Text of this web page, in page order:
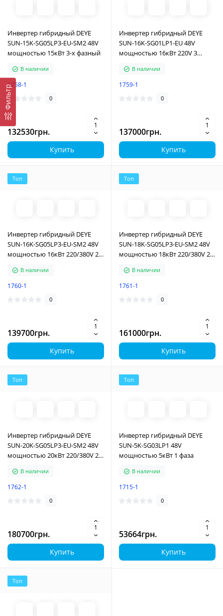
Фильтр
Инвертер гибридный DEYE
SUN-15K-SG05LP3-EU-SM2 48V
мощностью 15кВт 3-х фазный
В наличии
1758-1
0
132530грн.
Купить
Инвертер гибридный DEYE
SUN-16K-SG01LP1-EU 48V
мощностью 16кВт 220V 3
В наличии
1759-1
0
137000грн.
Купить
Топ
Инвертер гибридный DEYE
SUN-16K-SG05LP3-EU-SM2 48V
мощностью 16кВт 220/380V 2
В наличии
1760-1
0
139700грн.
Купить
Топ
Инвертер гибридный DEYE
SUN-18K-SG05LP3-EU-SM2 48V
мощностью 18кВт 220/380V 2
В наличии
1761-1
0
161000грн.
Купить
Топ
Инвертер гибридный DEYE
SUN-20K-SG05LP3-EU-SM2 48V
мощностью 20кВт 220/380V 2
В наличии
1762-1
0
180700грн.
Купить
Топ
Инвертер гибридный DEYE
SUN-5K-SG03LP1 48V
мощностью 5кВт 1 фаза
В наличии
1715-1
0
53664грн.
Купить
Топ